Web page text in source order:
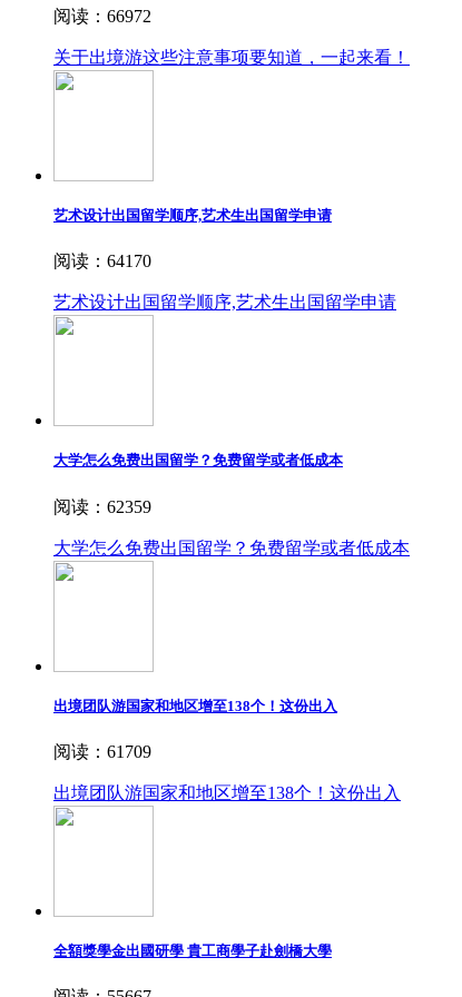
阅读：66972
关于出境游这些注意事项要知道，一起来看！
艺术设计出国留学顺序,艺术生出国留学申请
阅读：64170
艺术设计出国留学顺序,艺术生出国留学申请
大学怎么免费出国留学？免费留学或者低成本
阅读：62359
大学怎么免费出国留学？免费留学或者低成本
出境团队游国家和地区增至138个！这份出入
阅读：61709
出境团队游国家和地区增至138个！这份出入
全額獎學金出國研學 貴工商學子赴劍橋大學